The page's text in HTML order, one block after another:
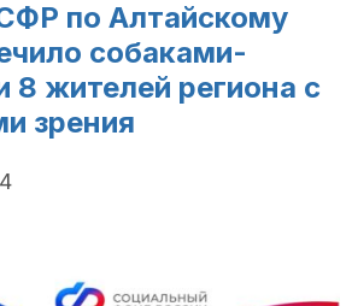
по Алтайскому
собаками-
8 жителей региона с
зрения